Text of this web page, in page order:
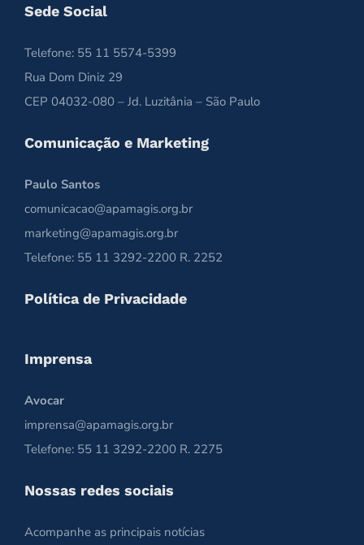
Sede Social
Telefone: 55 11 5574-5399
Rua Dom Diniz 29
CEP 04032-080 – Jd. Luzitânia – São Paulo
Comunicação e Marketing
Paulo Santos
comunicacao@apamagis.org.br
marketing@apamagis.org.br
Telefone: 55 11 3292-2200 R. 2252
Política de Privacidade
Imprensa
Avocar
imprensa@apamagis.org.br
Telefone: 55 11 3292-2200 R. 2275
Nossas redes sociais
Acompanhe as principais notícias